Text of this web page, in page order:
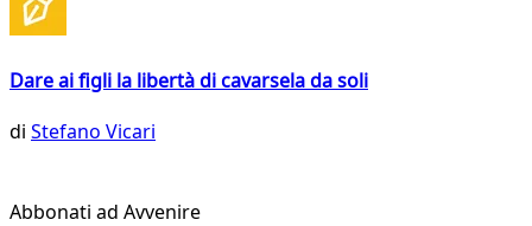
Dare ai figli la libertà di cavarsela da soli
di Stefano Vicari
Abbonati ad Avvenire